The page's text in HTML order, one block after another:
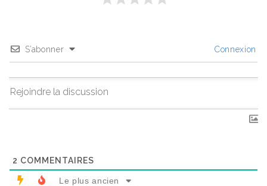
S’abonner Connexion
2 COMMENTAIRES
Le plus ancien